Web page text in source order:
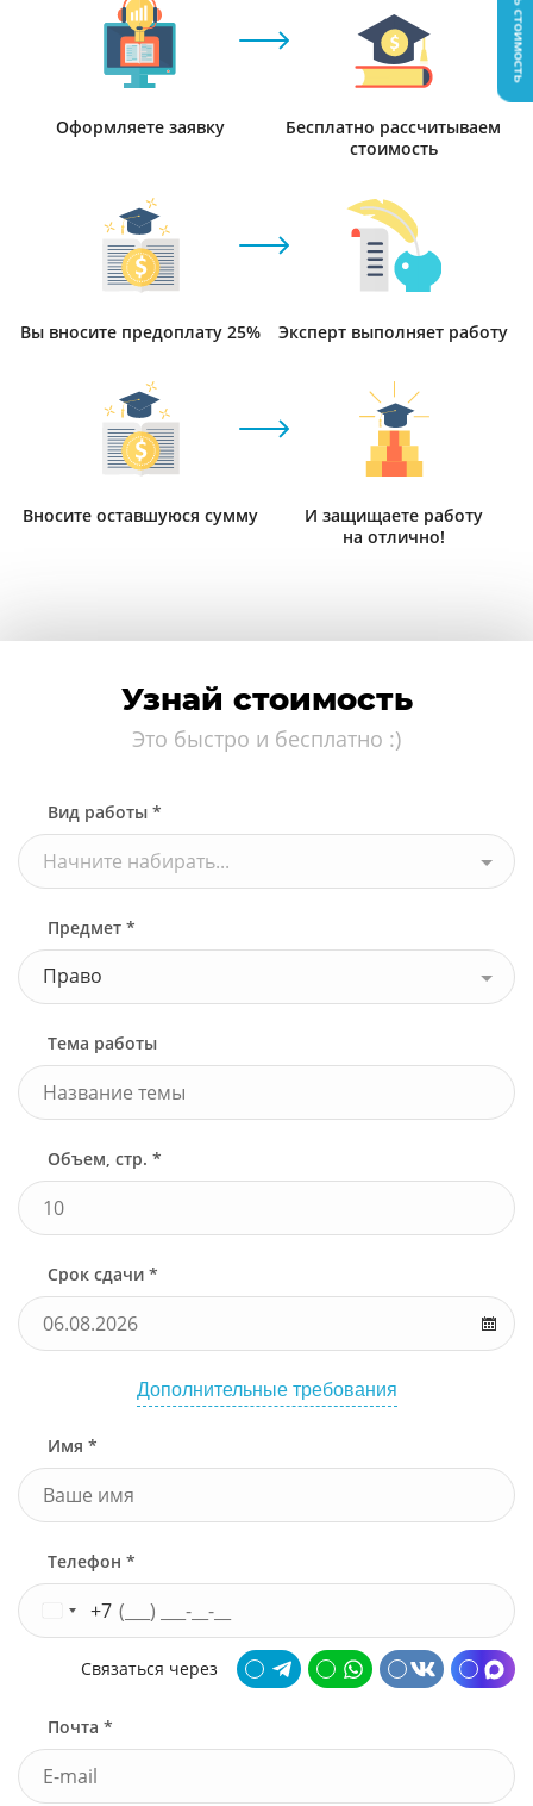
Оформляете заявку
Бесплатно рассчитываем
стоимость
Вы вносите предоплату 25% Эксперт выполняет работу
Вносите оставшуюся сумму
И защищаете работу
на отлично!
Узнай стоимость
Это быстро и бесплатно :)
Вид работы *
Начните набирать...
Предмет *
Право
Тема работы
Объем, стр. *
Срок сдачи *
Дополнительные требования
Имя *
Телефон *
+7
Связаться через
Почта *